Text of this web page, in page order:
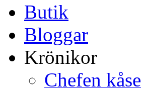
Butik
Bloggar
Krönikor
Chefen